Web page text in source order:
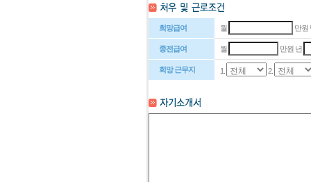
희망급여 월 만원
종전급여 월 만원 년
희망 근무지 1. 2.